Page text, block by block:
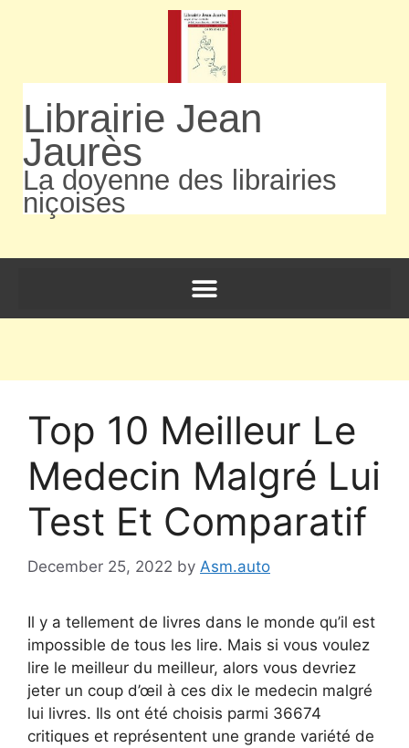
Librairie Jean
Jaurès
La doyenne des librairies
niçoises
Top 10 Meilleur Le
Medecin Malgré Lui
Test Et Comparatif
December 25, 2022 by Asm.auto
Il y a tellement de livres dans le monde qu’il est
impossible de tous les lire. Mais si vous voulez
lire le meilleur du meilleur, alors vous devriez
jeter un coup d’œil à ces dix le medecin malgré
lui livres. Ils ont été choisis parmi 36674
critiques et représentent une grande variété de